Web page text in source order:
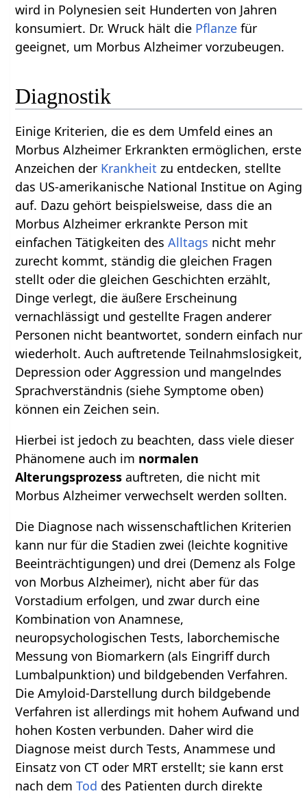
wird in Polynesien seit Hunderten von Jahren
konsumiert. Dr. Wruck hält die Pflanze für
geeignet, um Morbus Alzheimer vorzubeugen.
Diagnostik
Einige Kriterien, die es dem Umfeld eines an
Morbus Alzheimer Erkrankten ermöglichen, erste
Anzeichen der Krankheit zu entdecken, stellte
das US-amerikanische National Institue on Aging
auf. Dazu gehört beispielsweise, dass die an
Morbus Alzheimer erkrankte Person mit
einfachen Tätigkeiten desAlltags nicht mehr
zurecht kommt, ständig die gleichen Fragen
stellt oder die gleichen Geschichten erzählt,
Dinge verlegt, die äußere Erscheinung
vernachlässigt und gestellte Fragen anderer
Personen nicht beantwortet, sondern einfach nur
wiederholt. Auch auftretende Teilnahmslosigkeit,
Depression oder Aggression und mangelndes
Sprachverständnis (siehe Symptome oben)
können ein Zeichen sein.
Hierbei ist jedoch zu beachten, dass viele dieser
Phänomene auch im normalen
Alterungsprozess auftreten, die nicht mit
Morbus Alzheimer verwechselt werden sollten.
Die Diagnose nach wissenschaftlichen Kriterien
kann nur für die Stadien zwei (leichte kognitive
Beeinträchtigungen) und drei (Demenz als Folge
von Morbus Alzheimer), nicht aber für das
Vorstadium erfolgen, und zwar durch eine
Kombination von Anamnese,
neuropsychologischen Tests, laborchemische
Messung von Biomarkern (als Eingriff durch
Lumbalpunktion) und bildgebenden Verfahren.
Die Amyloid-Darstellung durch bildgebende
Verfahren ist allerdings mit hohem Aufwand und
hohen Kosten verbunden. Daher wird die
Diagnose meist durch Tests, Anammese und
Einsatz von CT oder MRT erstellt; sie kann erst
nach demTod des Patienten durch direkte